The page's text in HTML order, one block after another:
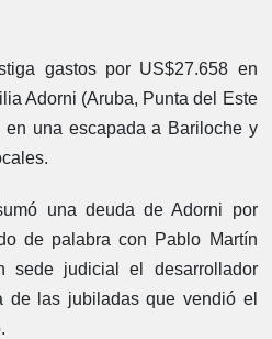
gastos por US$27.658 en
Adorni (Aruba, Punta del Este
una escapada a Bariloche y
una deuda de Adorni por
de palabra con Pablo Martín
sede judicial el desarrollador
de las jubiladas que vendió el